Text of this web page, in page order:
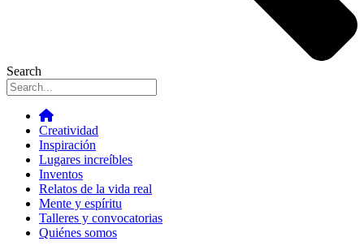
Search
Creatividad
Inspiración
Lugares increíbles
Inventos
Relatos de la vida real
Mente y espíritu
Talleres y convocatorias
Quiénes somos